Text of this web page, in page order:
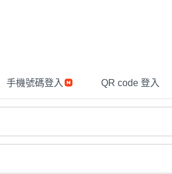
手機號碼登入 QR code 登入